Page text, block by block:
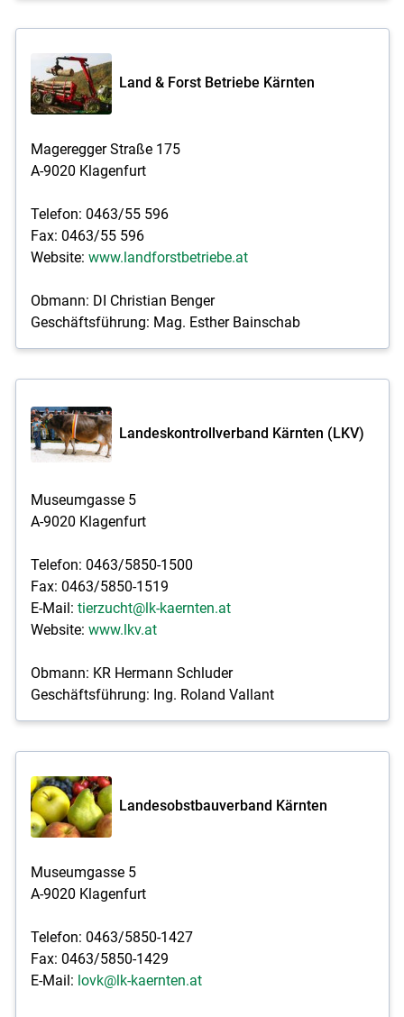
Land & Forst Betriebe Kärnten
Mageregger Straße 175
A-9020 Klagenfurt
Telefon: 0463/55 596
Fax: 0463/55 596
Website: www.landforstbetriebe.at
Obmann: DI Christian Benger
Geschäftsführung: Mag. Esther Bainschab
Landeskontrollverband Kärnten (LKV)
Museumgasse 5
A-9020 Klagenfurt
Telefon: 0463/5850-1500
Fax: 0463/5850-1519
E-Mail: tierzucht@lk-kaernten.at
Website: www.lkv.at
Obmann: KR Hermann Schluder
Geschäftsführung: Ing. Roland Vallant
Landesobstbauverband Kärnten
Museumgasse 5
A-9020 Klagenfurt
Telefon: 0463/5850-1427
Fax: 0463/5850-1429
E-Mail: lovk@lk-kaernten.at